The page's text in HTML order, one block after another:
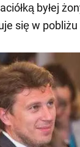
byłej
się w